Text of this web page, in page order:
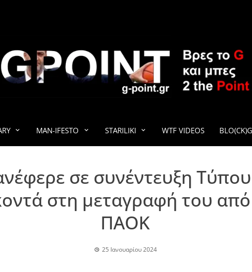
G-
MAN-IFESTO STARILIKI WTF VIDEOS
σε συνέντευξη
στη μεταγραφή του
ΠΑΟΚ
25 Ιανουαρίου 2024